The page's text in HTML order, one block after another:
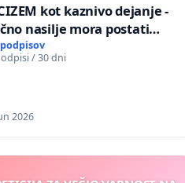
kot kaznivo dejanje -
nasilje mora postati
prepoznano kot fizično
/ 30 dni
2026